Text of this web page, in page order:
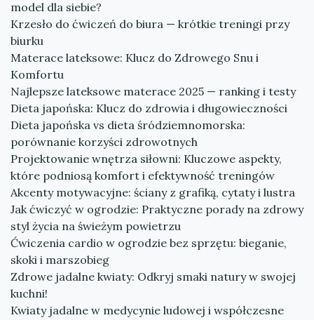
model dla siebie?
Krzesło do ćwiczeń do biura — krótkie treningi przy
biurku
Materace lateksowe: Klucz do Zdrowego Snu i
Komfortu
Najlepsze lateksowe materace 2025 — ranking i testy
Dieta japońska: Klucz do zdrowia i długowieczności
Dieta japońska vs dieta śródziemnomorska:
porównanie korzyści zdrowotnych
Projektowanie wnętrza siłowni: Kluczowe aspekty,
które podniosą komfort i efektywność treningów
Akcenty motywacyjne: ściany z grafiką, cytaty i lustra
Jak ćwiczyć w ogrodzie: Praktyczne porady na zdrowy
styl życia na świeżym powietrzu
Ćwiczenia cardio w ogrodzie bez sprzętu: bieganie,
skoki i marszobieg
Zdrowe jadalne kwiaty: Odkryj smaki natury w swojej
kuchni!
Kwiaty jadalne w medycynie ludowej i współczesne